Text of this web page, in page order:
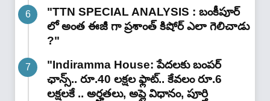
"TTN SPECIAL ANALYSIS : బంకీపూర్
లో అంత ఈజీ గా ప్రశాంత్ కిషోర్ ఎలా గెలిచాడు
?"
"Indiramma House: పేదలకు బంపర్
ఛాన్స్.. రూ.40 లక్షల ఫ్లాట్.. కేవలం రూ.6
లక్షలకే .. అర్హతలు, అప్లై విధానం, పూర్తి